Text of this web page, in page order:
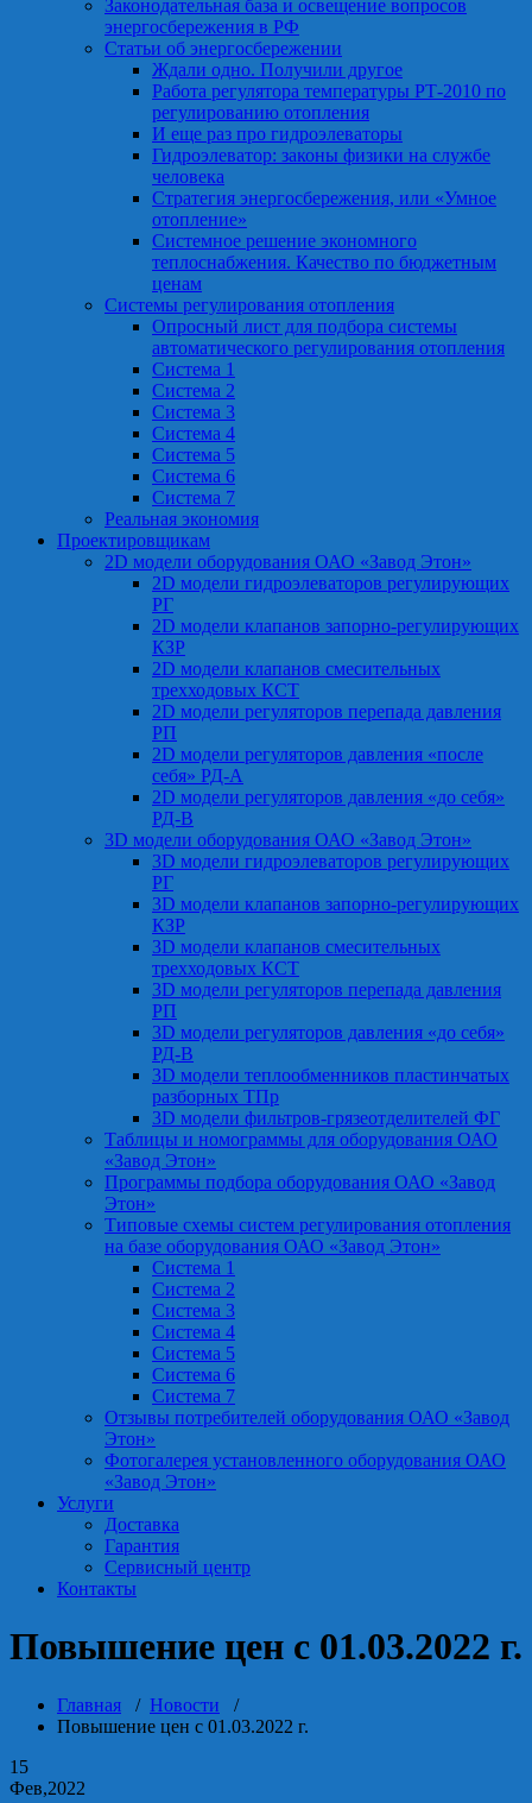
Законодательная база и освещение вопросов
энергосбережения в РФ
Статьи об энергосбережении
Ждали одно. Получили другое
Работа регулятора температуры РТ-2010 по
регулированию отопления
И еще раз про гидроэлеваторы
Гидроэлеватор: законы физики на службе
человека
Стратегия энергосбережения, или «Умное
отопление»
Системное решение экономного
теплоснабжения. Качество по бюджетным
ценам
Системы регулирования отопления
Опросный лист для подбора системы
автоматического регулирования отопления
Система 1
Система 2
Система 3
Система 4
Система 5
Система 6
Система 7
Реальная экономия
Проектировщикам
2D модели оборудования ОАО «Завод Этон»
2D модели гидроэлеваторов регулирующих
РГ
2D модели клапанов запорно-регулирующих
КЗР
2D модели клапанов смесительных
трехходовых КСТ
2D модели регуляторов перепада давления
РП
2D модели регуляторов давления «после
себя» РД-А
2D модели регуляторов давления «до себя»
РД-В
3D модели оборудования ОАО «Завод Этон»
3D модели гидроэлеваторов регулирующих
РГ
3D модели клапанов запорно-регулирующих
КЗР
3D модели клапанов смесительных
трехходовых КСТ
3D модели регуляторов перепада давления
РП
3D модели регуляторов давления «до себя»
РД-В
3D модели теплообменников пластинчатых
разборных ТПр
3D модели фильтров-грязеотделителей ФГ
Таблицы и номограммы для оборудования ОАО
«Завод Этон»
Программы подбора оборудования ОАО «Завод
Этон»
Типовые схемы систем регулирования отопления
на базе оборудования ОАО «Завод Этон»
Система 1
Система 2
Система 3
Система 4
Система 5
Система 6
Система 7
Отзывы потребителей оборудования ОАО «Завод
Этон»
Фотогалерея установленного оборудования ОАО
«Завод Этон»
Услуги
Доставка
Гарантия
Сервисный центр
Контакты
Повышение цен с 01.03.2022 г.
Главная / Новости /
Повышение цен с 01.03.2022 г.
15
Фев,2022